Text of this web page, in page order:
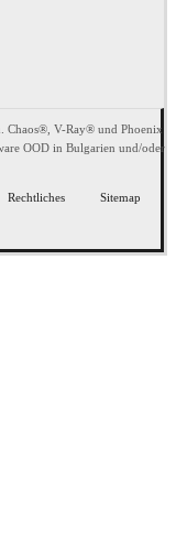
Chaos®, V-Ray® und Phoenix
OOD in Bulgarien und/oder
Rechtliches Sitemap